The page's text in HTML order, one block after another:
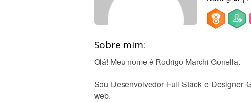
Sobre mim:
Olá! Meu nome é Rodrigo Marchi Gonella.
Sou Desenvolvedor Full Stack e Designer
web.